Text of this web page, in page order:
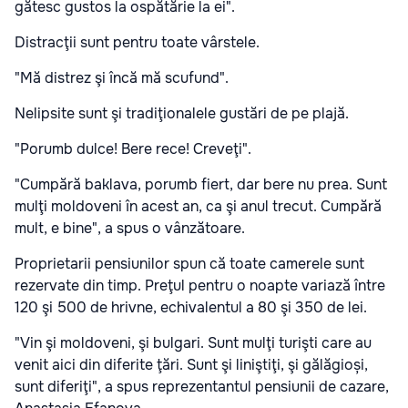
gătesc gustos la ospătărie la ei".
Distracţii sunt pentru toate vârstele.
"Mă distrez şi încă mă scufund".
Nelipsite sunt şi tradiţionalele gustări de pe plajă.
"Porumb dulce! Bere rece! Creveţi".
"Cumpără baklava, porumb fiert, dar bere nu prea. Sunt
mulţi moldoveni în acest an, ca şi anul trecut. Cumpără
mult, e bine", a spus o vânzătoare.
Proprietarii pensiunilor spun că toate camerele sunt
rezervate din timp. Preţul pentru o noapte variază între
120 şi 500 de hrivne, echivalentul a 80 şi 350 de lei.
"Vin şi moldoveni, şi bulgari. Sunt mulţi turişti care au
venit aici din diferite ţări. Sunt şi liniştiţi, şi gălăgioși,
sunt diferiţi", a spus reprezentantul pensiunii de cazare,